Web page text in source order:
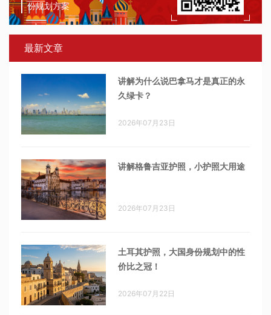
份规划方案
最新文章
讲解为什么说巴拿马才是真正的永
久绿卡？
2026年07月23日
讲解格鲁吉亚护照，小护照大用途
2026年07月23日
土耳其护照，大国身份规划中的性
价比之冠！
2026年07月22日